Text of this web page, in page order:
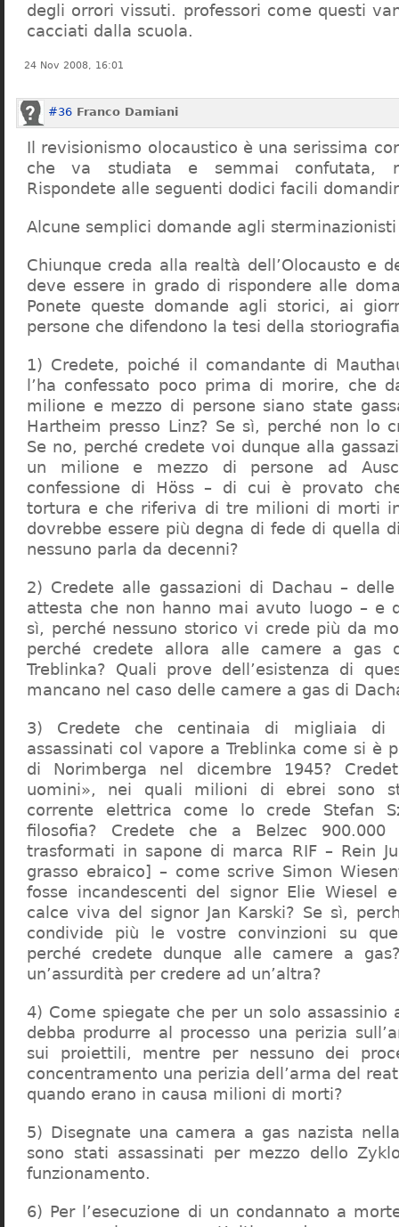
degli orrori vissuti. professori come questi
cacciati dalla scuola.
24 Nov 2008, 16:01
#36 Franco Damiani
Il revisionismo olocaustico è una serissima
che va studiata e semmai confutata,
Rispondete alle seguenti dodici facili
Alcune semplici domande agli sterminazionisti
Chiunque creda alla realtà dell’Olocausto e
deve essere in grado di rispondere alle
Ponete queste domande agli storici, ai
persone che difendono la tesi della
1) Credete, poiché il comandante di
l’ha confessato poco prima di morire, che
milione e mezzo di persone siano state
Hartheim presso Linz? Se sì, perché non lo
Se no, perché credete voi dunque alla
un milione e mezzo di persone ad
confessione di Höss – di cui è provato
tortura e che riferiva di tre milioni di morti
dovrebbe essere più degna di fede di quella
nessuno parla da decenni?
2) Credete alle gassazioni di Dachau –
attesta che non hanno mai avuto luogo – e
sì, perché nessuno storico vi crede più da
perché credete allora alle camere a gas
Treblinka? Quali prove dell’esistenza di
mancano nel caso delle camere a gas di
3) Credete che centinaia di migliaia di
assassinati col vapore a Treblinka come si è
di Norimberga nel dicembre 1945?
uomini», nei quali milioni di ebrei sono
corrente elettrica come lo crede Stefan
filosofia? Credete che a Belzec
trasformati in sapone di marca RIF – Rein
grasso ebraico] – come scrive Simon
fosse incandescenti del signor Elie Wiesel
calce viva del signor Jan Karski? Se sì,
condivide più le vostre convinzioni su
perché credete dunque alle camere a
un’assurdità per credere ad un’altra?
4) Come spiegate che per un solo assassinio
debba produrre al processo una perizia
sui proiettili, mentre per nessuno dei
concentramento una perizia dell’arma del
quando erano in causa milioni di morti?
5) Disegnate una camera a gas nazista
sono stati assassinati per mezzo dello
funzionamento.
6) Per l’esecuzione di un condannato a